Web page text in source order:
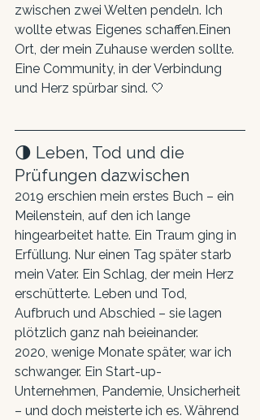
zwischen zwei Welten pendeln. Ich
wollte etwas Eigenes schaffen.Einen
Ort, der mein Zuhause werden sollte.
Eine Community, in der Verbindung
und Herz spürbar sind. 🤍
🌗 Leben, Tod und die
Prüfungen dazwischen
2019 erschien mein erstes Buch – ein
Meilenstein, auf den ich lange
hingearbeitet hatte. Ein Traum ging in
Erfüllung. Nur einen Tag später starb
mein Vater. Ein Schlag, der mein Herz
erschütterte. Leben und Tod,
Aufbruch und Abschied – sie lagen
plötzlich ganz nah beieinander.
2020, wenige Monate später, war ich
schwanger. Ein Start-up-
Unternehmen, Pandemie, Unsicherheit
– und doch meisterte ich es. Während